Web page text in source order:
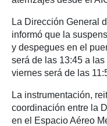
La Dirección General
informó que la
y despegues en el
será de las 13:45 a
viernes será de las
La instrumentación,
coordinación entre la
en el Espacio Aéreo